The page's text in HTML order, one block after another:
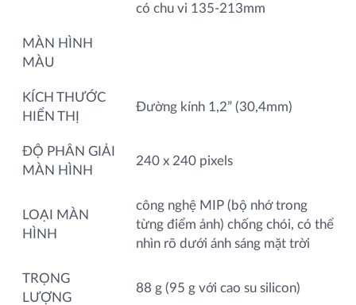
có chu vi 135-213mm
MÀN HÌNH
MÀU
KÍCH THƯỚC
HIỂN THỊ
Đường kính 1,2” (30,4mm)
ĐỘ PHÂN GIẢI
MÀN HÌNH
240 x 240 pixels
LOẠI MÀN
HÌNH
công nghệ MIP (bộ nhớ trong
từng điểm ảnh) chống chói, có thể
nhìn rõ dưới ánh sáng mặt trời
TRỌNG
LƯỢNG
88 g (95 g với cao su silicon)